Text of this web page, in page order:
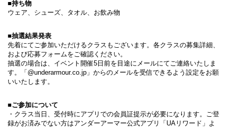
■持ち物
ウェア、シューズ、タオル、お飲み物
■抽選結果発表
先着にてご参加いただけるクラスもございます。各クラスの募集詳細、
および応募フォームをご確認ください。
抽選の場合は、イベント開催5日前を目途にメールにてご連絡いたしま
す。「@underarmour.co.jp」からのメールを受信できるよう設定をお願
いいたします。
■ご参加について
・クラス当日、受付時にアプリでの会員証提示が必要になります。ご登
録がお済みでない方はアンダーアーマー公式アプリ「UAリワード」よ